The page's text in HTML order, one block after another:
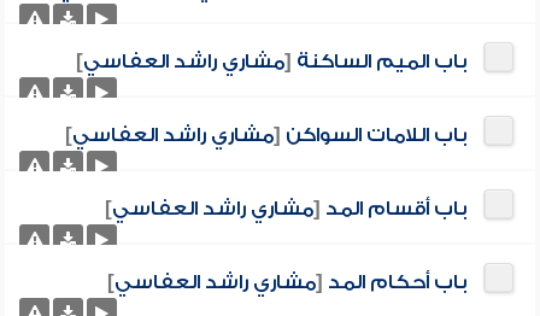
باب الميم الساكنة [مشاري راشد العفاسي]
باب اللامات السواكن [مشاري راشد العفاسي]
باب أقسام المد [مشاري راشد العفاسي]
باب أحكام المد [مشاري راشد العفاسي]